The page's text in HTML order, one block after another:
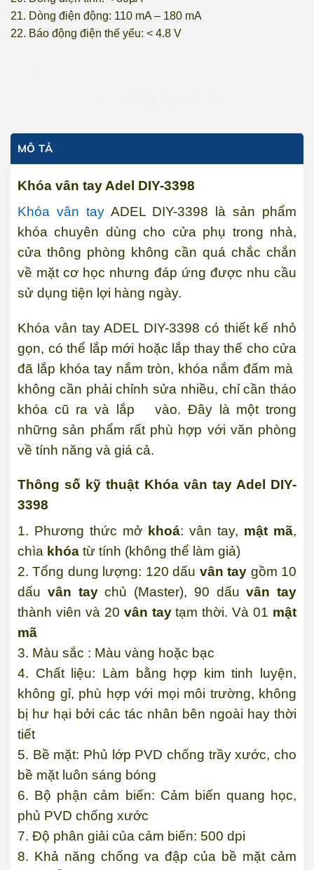
21. Dòng điện động: 110 mA – 180 mA
22. Báo động điện thế yếu: < 4.8 V
MÔ TẢ
Khóa vân tay Adel DIY-3398
Khóa vân tayADEL DIY-3398 là sản phẩm
khóa chuyên dùng cho cửa phụ trong nhà,
cửa thông phòng không cần quá chắc chắn
về mặt cơ học nhưng đáp ứng được nhu cầu
sử dụng tiện lợi hàng ngày.
Khóa vân tay ADEL DIY-3398 có thiết kế nhỏ
gọn, có thể lắp mới hoặc lắp thay thế cho cửa
đã lắp khóa tay nắm tròn, khóa nắm đấm mà
không cần phải chỉnh sửa nhiều, chỉ cần tháo
khóa cũ ra và lắp vào. Đây là một trong
những sản phẩm rất phù hợp với văn phòng
về tính năng và giá cả.
Thông số kỹ thuật Khóa vân tay Adel DIY-
3398
1. Phương thức mở khoá: vân tay, mật mã,
chìa khóa từ tính (không thể làm giả)
2. Tổng dung lượng: 120 dấu vân tay gồm 10
dấu vân taychủ (Master), 90 dấuvân tay
thành viên và 20 vân taytạm thời. Và 01 mật
mã
3. Màu sắc : Màu vàng hoặc bạc
4. Chất liệu: Làm bằng hợp kim tinh luyện,
không gỉ, phù hợp với mọi môi trường, không
bị hư hại bởi các tác nhân bên ngoài hay thời
tiết
5. Bề mặt: Phủ lớp PVD chống trầy xước, cho
bề mặt luôn sáng bóng
6. Bộ phận cảm biến: Cảm biến quang học,
phủ PVD chống xước
7. Độ phân giải của cảm biến: 500 dpi
8. Khả năng chống va đập của bề mặt cảm